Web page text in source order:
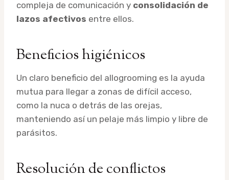
compleja de comunicación y consolidación de
lazos afectivos entre ellos.
Beneficios higiénicos
Un claro beneficio del allogrooming es la ayuda
mutua para llegar a zonas de difícil acceso,
como la nuca o detrás de las orejas,
manteniendo así un pelaje más limpio y libre de
parásitos.
Resolución de conflictos